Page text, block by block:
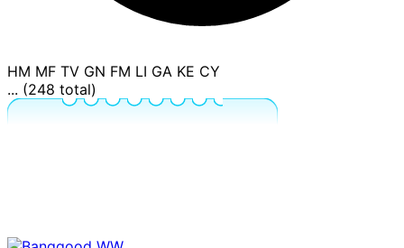
HM MF TV GN FM LI GA KE CY
... (248 total)